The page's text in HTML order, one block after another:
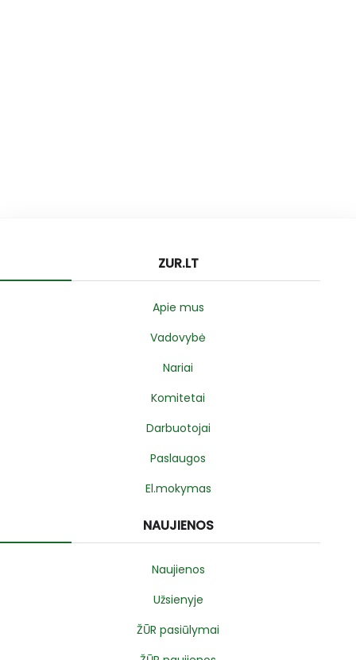
ZUR.LT
Apie mus
Vadovybė
Nariai
Komitetai
Darbuotojai
Paslaugos
El.mokymas
NAUJIENOS
Naujienos
Užsienyje
ŽŪR pasiūlymai